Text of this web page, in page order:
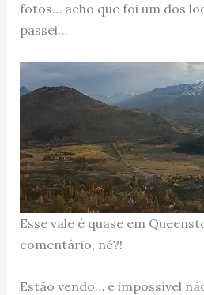
fotos… acho que foi um dos
passei…
Esse vale é quase em
comentário, né?!
Estão vendo… é impossível